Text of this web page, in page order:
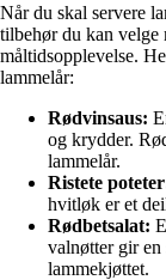
Når du skal servere
tilbehør du kan velge
måltidsopplevelse.
lammelår:
Rødvinsaus:
og krydder.
lammelår.
Ristete
hvitløk er et
Rødbetsalat:
valnøtter gir en
lammekjøttet.